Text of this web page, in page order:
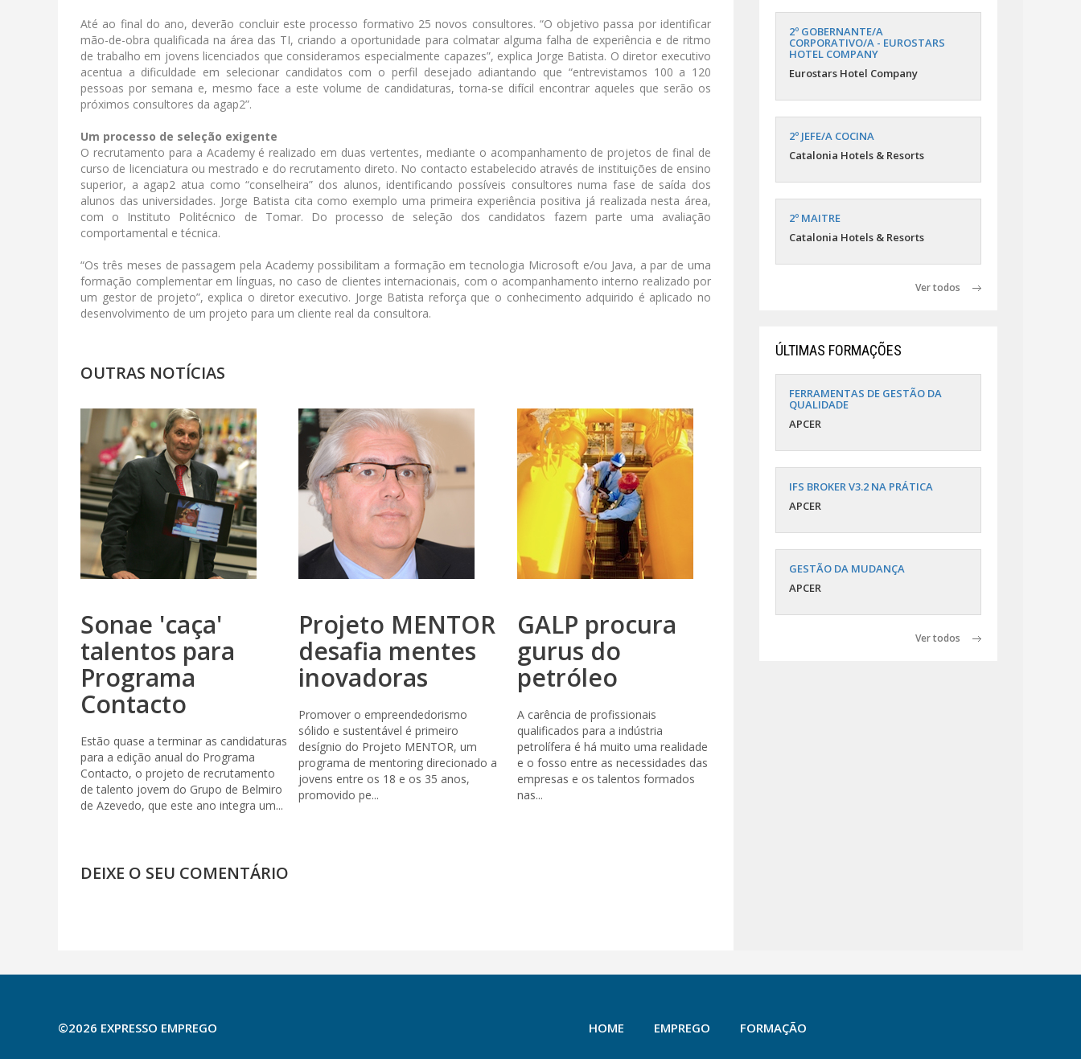
Até ao final do ano, deverão concluir este processo formativo 25 novos consultores. “O objetivo passa por identificar
mão-de-obra qualificada na área das TI, criando a oportunidade para colmatar alguma falha de experiência e de ritmo
de trabalho em jovens licenciados que consideramos especialmente capazes”, explica Jorge Batista. O diretor executivo
acentua a dificuldade em selecionar candidatos com o perfil desejado adiantando que “entrevistamos 100 a 120
pessoas por semana e, mesmo face a este volume de candidaturas, torna-se difícil encontrar aqueles que serão os
próximos consultores da agap2”.
Um processo de seleção exigente
O recrutamento para a Academy é realizado em duas vertentes, mediante o acompanhamento de projetos de final de
curso de licenciatura ou mestrado e do recrutamento direto. No contacto estabelecido através de instituições de ensino
superior, a agap2 atua como “conselheira” dos alunos, identificando possíveis consultores numa fase de saída dos
alunos das universidades. Jorge Batista cita como exemplo uma primeira experiência positiva já realizada nesta área,
com o Instituto Politécnico de Tomar. Do processo de seleção dos candidatos fazem parte uma avaliação
comportamental e técnica.
“Os três meses de passagem pela Academy possibilitam a formação em tecnologia Microsoft e/ou Java, a par de uma
formação complementar em línguas, no caso de clientes internacionais, com o acompanhamento interno realizado por
um gestor de projeto”, explica o diretor executivo. Jorge Batista reforça que o conhecimento adquirido é aplicado no
desenvolvimento de um projeto para um cliente real da consultora.
OUTRAS NOTÍCIAS
Sonae 'caça'
talentos para
Programa
Contacto
Estão quase a terminar as candidaturas
para a edição anual do Programa
Contacto, o projeto de recrutamento
de talento jovem do Grupo de Belmiro
de Azevedo, que este ano integra um...
Projeto MENTOR
desafia mentes
inovadoras
Promover o empreendedorismo
sólido e sustentável é primeiro
desígnio do Projeto MENTOR, um
programa de mentoring direcionado a
jovens entre os 18 e os 35 anos,
promovido pe...
GALP procura
gurus do
petróleo
A carência de profissionais
qualificados para a indústria
petrolífera é há muito uma realidade
e o fosso entre as necessidades das
empresas e os talentos formados
nas...
DEIXE O SEU COMENTÁRIO
2º GOBERNANTE/A
CORPORATIVO/A - EUROSTARS
HOTEL COMPANY
Eurostars Hotel Company
2º JEFE/A COCINA
Catalonia Hotels & Resorts
2º MAITRE
Catalonia Hotels & Resorts
Ver todos
ÚLTIMAS FORMAÇÕES
FERRAMENTAS DE GESTÃO DA
QUALIDADE
APCER
IFS BROKER V3.2 NA PRÁTICA
APCER
GESTÃO DA MUDANÇA
APCER
Ver todos
©2026 EXPRESSO EMPREGO HOME EMPREGO FORMAÇÃO